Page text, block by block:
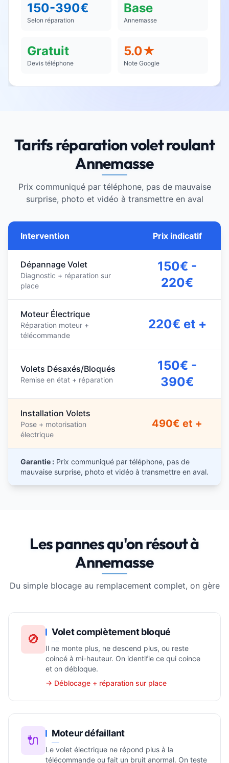
150-390€
Selon réparation
Base
Annemasse
Gratuit
Devis téléphone
5.0★
Note Google
Tarifs réparation volet roulant
Annemasse
Prix communiqué par téléphone, pas de mauvaise
surprise, photo et vidéo à transmettre en aval
Intervention Prix indicatif
Dépannage Volet
Diagnostic + réparation sur
place
150€ -
220€
Moteur Électrique
Réparation moteur +
télécommande
220€ et +
Volets Désaxés/Bloqués
Remise en état + réparation
150€ -
390€
Installation Volets
Pose + motorisation
électrique
490€ et +
Garantie : Prix communiqué par téléphone, pas de
mauvaise surprise, photo et vidéo à transmettre en aval.
Les pannes qu'on résout à
Annemasse
Du simple blocage au remplacement complet, on gère
🚫 Volet complètement bloqué
Il ne monte plus, ne descend plus, ou reste
coincé à mi-hauteur. On identifie ce qui coince
et on débloque.
→ Déblocage + réparation sur place
🔌 Moteur défaillant
Le volet électrique ne répond plus à la
télécommande ou fait un bruit anormal. On teste